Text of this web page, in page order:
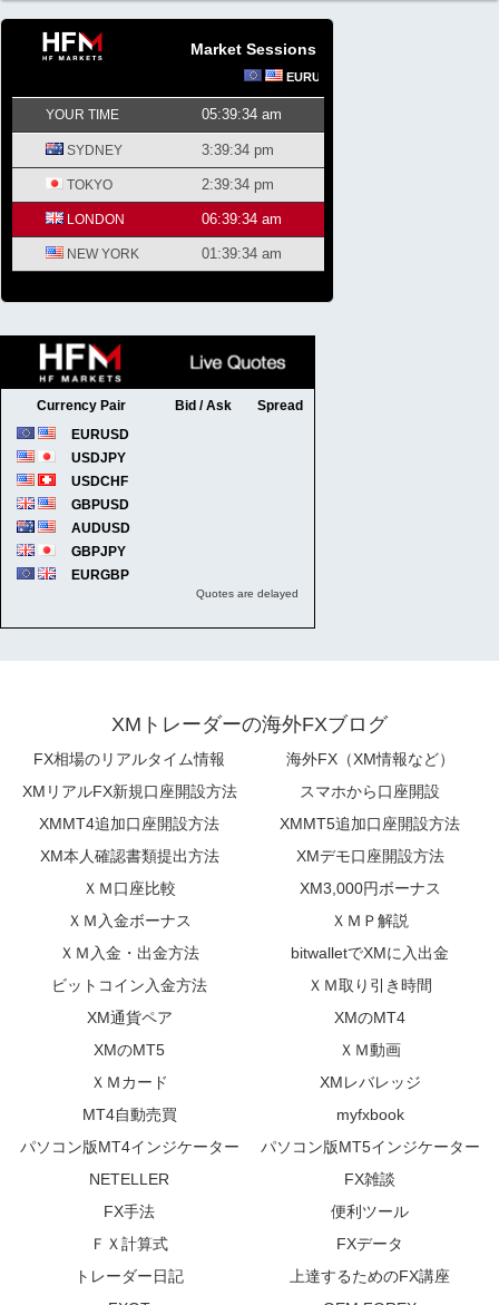
Market Sessions
XMトレーダーの海外FXブログ
FX相場のリアルタイム情報
海外FX（XM情報など）
XMリアルFX新規口座開設方法
スマホから口座開設
XMMT4追加口座開設方法
XMMT5追加口座開設方法
XM本人確認書類提出方法
XMデモ口座開設方法
ＸＭ口座比較
XM3,000円ボーナス
ＸＭ入金ボーナス
ＸＭＰ解説
ＸＭ入金・出金方法
bitwalletでXMに入出金
ビットコイン入金方法
ＸＭ取り引き時間
XM通貨ペア
XMのMT4
XMのMT5
ＸＭ動画
ＸＭカード
XMレバレッジ
MT4自動売買
myfxbook
パソコン版MT4インジケーター
パソコン版MT5インジケーター
NETELLER
FX雑談
FX手法
便利ツール
ＦＸ計算式
FXデータ
トレーダー日記
上達するためのFX講座